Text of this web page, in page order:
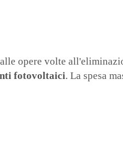
opere volte
fotovoltaici. La spesa